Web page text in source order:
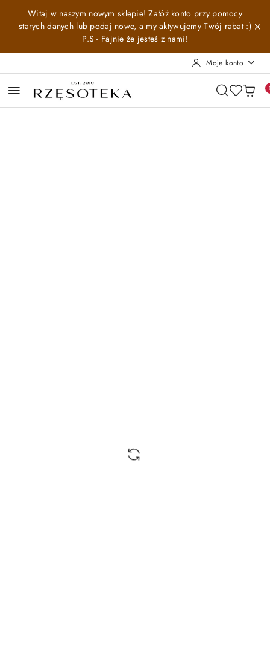
Przejdź do treści głównej
Przejdź do wyszukiwarki
Przejdź do moje konto
Przejdź do menu głównego
Przejdź do opisu produktu
Przejdź do stopki
Witaj w naszym nowym sklepie! Załóż konto przy pomocy
starych danych lub podaj nowe, a my aktywujemy Twój rabat :)
P.S - Fajnie że jesteś z nami!
Moje konto